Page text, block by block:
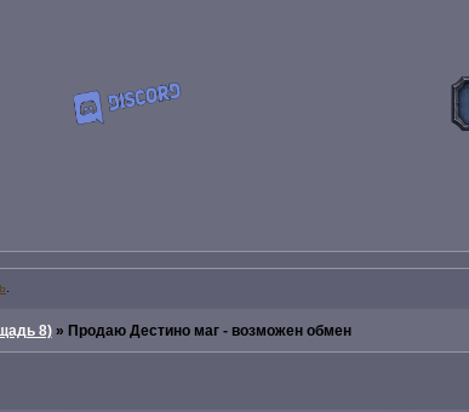
8) » Продаю Дестино маг - возможен обмен